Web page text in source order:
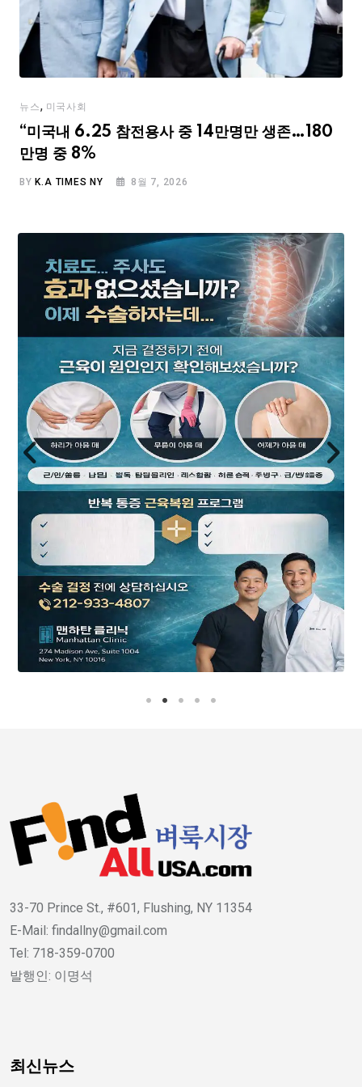
뉴스, 미국사회
“미국내 6.25 참전용사 중 14만명만 생존…180
만명 중 8%
BY K.A TIMES NY 8월 7, 2026
33-70 Prince St., #601, Flushing, NY 11354
E-Mail: findallny@gmail.com
Tel: 718-359-0700
발행인: 이명석
최신뉴스